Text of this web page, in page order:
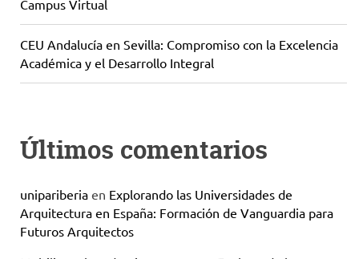
Campus Virtual
CEU Andalucía en Sevilla: Compromiso con la Excelencia
Académica y el Desarrollo Integral
Últimos comentarios
unipariberia en Explorando las Universidades de
Arquitectura en España: Formación de Vanguardia para
Futuros Arquitectos